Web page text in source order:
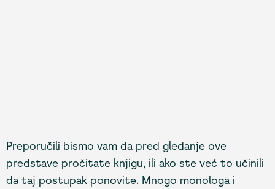
Preporučili bismo vam da pred gledanje ove
predstave pročitate knjigu, ili ako ste već to učinili
da taj postupak ponovite. Mnogo monologa i